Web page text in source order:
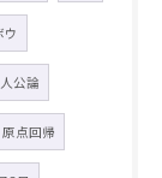
ウ
公論
原点回帰